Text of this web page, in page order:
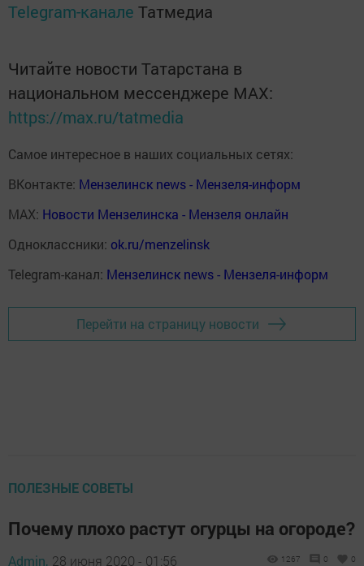
Telegram-канале Татмедиа
Читайте новости Татарстана в
национальном мессенджере MАХ:
https://max.ru/tatmedia
Самое интересное в наших социальных сетях:
ВКонтакте: Мензелинск news - Мензеля-информ
MAX: Новости Мензелинска - Мензеля онлайн
Одноклассники: ok.ru/menzelinsk
Telegram-канал: Мензелинск news - Мензеля-информ
Перейти на страницу новости
ПОЛЕЗНЫЕ СОВЕТЫ
Почему плохо растут огурцы на огороде?
Admin, 28 июня 2020 - 01:56 1267 0 0